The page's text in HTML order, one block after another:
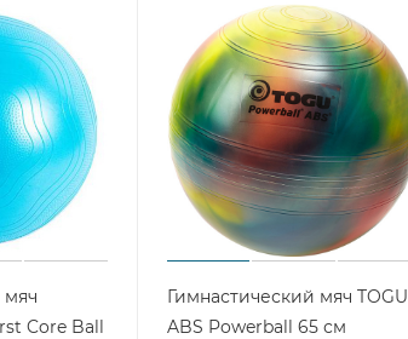
мяч
Core Ball
Гимнастический мяч TOGU
ABS Powerball 65 см